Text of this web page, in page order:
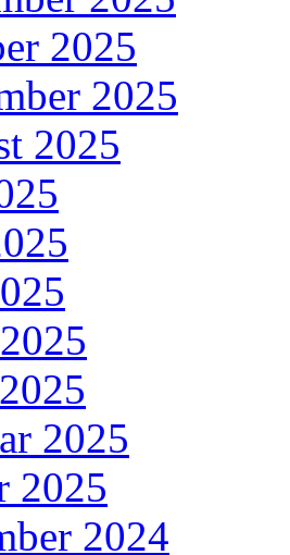
2025
2025
2025
2025
2025
2024